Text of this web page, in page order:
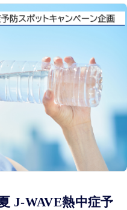
J-WAVE熱中症予